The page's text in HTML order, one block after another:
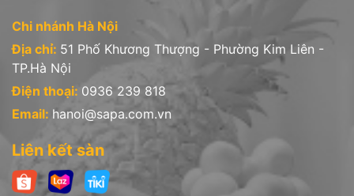
Văn phòng công ty:
* Trụ sở tại Hồ Chí Minh: 178 Đào Duy Anh, P.9, Q. Phú Nhuận,
Tp.HCM.
Hotline: 0906 783 781
* Chi nhánh tại Hà Nội: 51 Phố Khương Thượng - Phường Trung
Liệt - Quận Đống Đa - Hà Nội
Chi nhánh Hà Nội
Địa chỉ: 51 Phố Khương Thượng - Phường Kim Liên -
TP.Hà Nội
Điện thoại: 0936 239 818
Email: hanoi@sapa.com.vn
Liên kết sàn